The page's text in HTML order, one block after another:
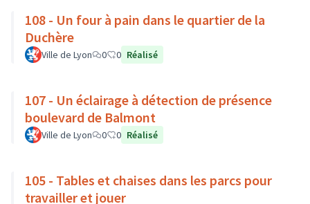
108 - Un four à pain dans le quartier de la
Duchère
Ville de Lyon 0 0 Réalisé
107 - Un éclairage à détection de présence
boulevard de Balmont
Ville de Lyon 0 0 Réalisé
105 - Tables et chaises dans les parcs pour
travailler et jouer